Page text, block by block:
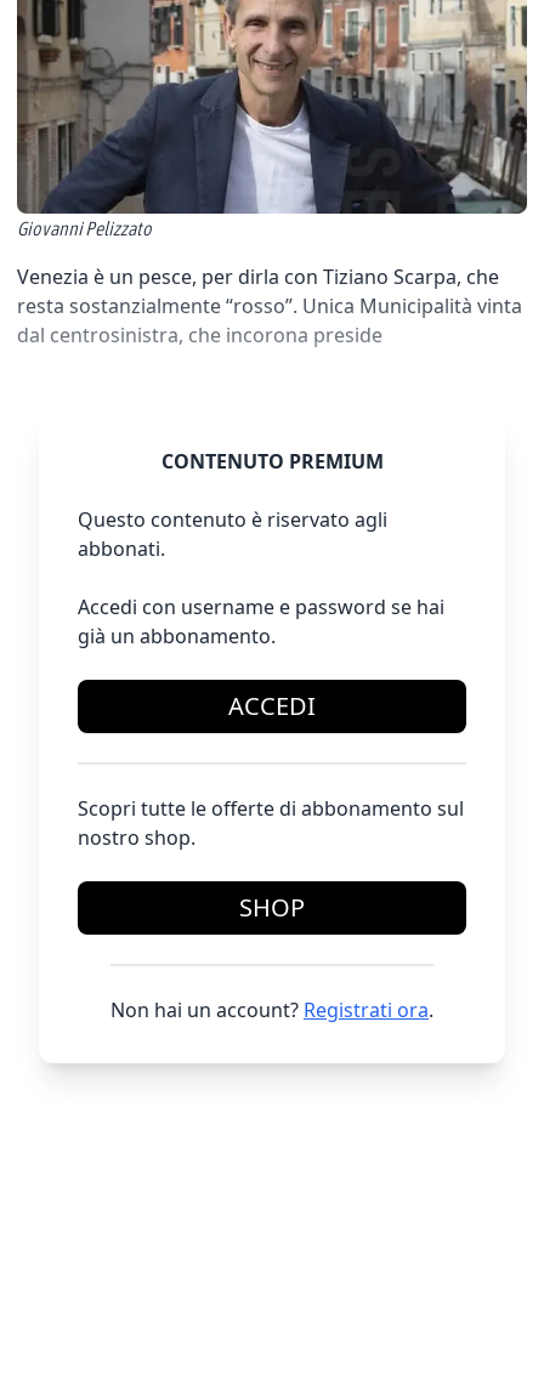
Giovanni Pelizzato
Venezia è un pesce, per dirla con Tiziano Scarpa, che
resta sostanzialmente “rosso”. Unica Municipalità vinta
dal centrosinistra, che incorona preside
CONTENUTO PREMIUM
Questo contenuto è riservato agli
abbonati.
Accedi con username e password se hai
già un abbonamento.
ACCEDI
Scopri tutte le offerte di abbonamento sul
nostro shop.
SHOP
Non hai un account? Registrati ora.